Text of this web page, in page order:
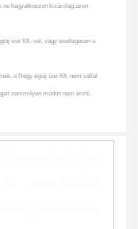
hagyatkozzon kizárólag azon
ízei Kft.-vel, vagy esetlegesen a
a Négy égtáj ízei Kft. nem vállal
semmilyen módon nem érinti.